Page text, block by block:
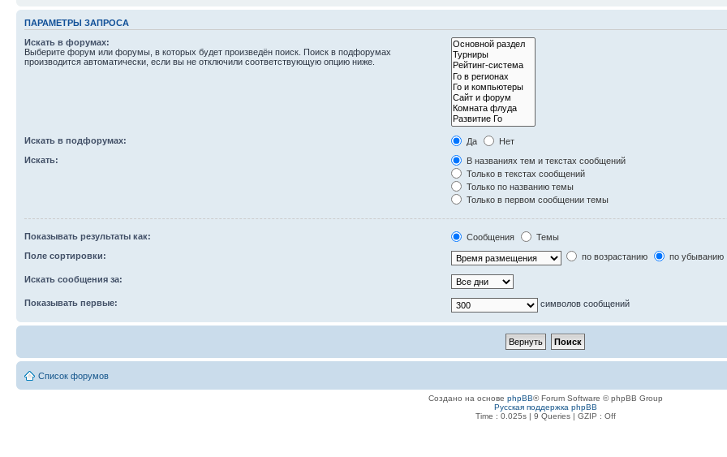
ПАРАМЕТРЫ ЗАПРОСА
Искать в форумах:
Выберите форум или форумы, в которых будет произведён поиск. Поиск в подфорумах
производится автоматически, если вы не отключили соответствующую опцию ниже.
Искать в подфорумах: Да
Нет
Искать:
В названиях тем и текстах сообщений
Только в текстах сообщений
Только по названию темы
Только в первом сообщении темы
Показывать результаты как: Сообщения
Темы
Поле сортировки:
по возрастанию по убыванию
Искать сообщения за:
Показывать первые: символов сообщений
Список форумов
Создано на основе phpBB® Forum Software © phpBB Group
Русская поддержка phpBB
Time : 0.025s | 9 Queries | GZIP : Off